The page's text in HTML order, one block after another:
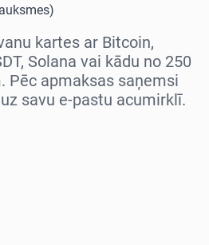
)
kartes ar Bitcoin,
Solana vai kādu no 250
Pēc apmaksas saņemsi
savu e-pastu acumirklī.